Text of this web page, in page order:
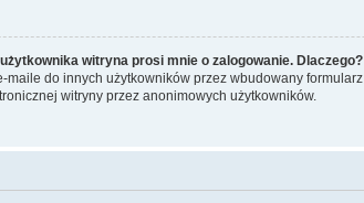
witryna prosi mnie o zalogowanie. Dlaczego?
do innych użytkowników przez wbudowany
witryny przez anonimowych użytkowników.